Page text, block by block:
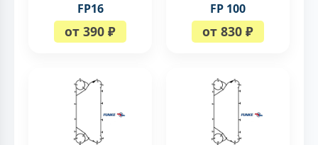
FP16
от 390 ₽
FP 100
от 830 ₽